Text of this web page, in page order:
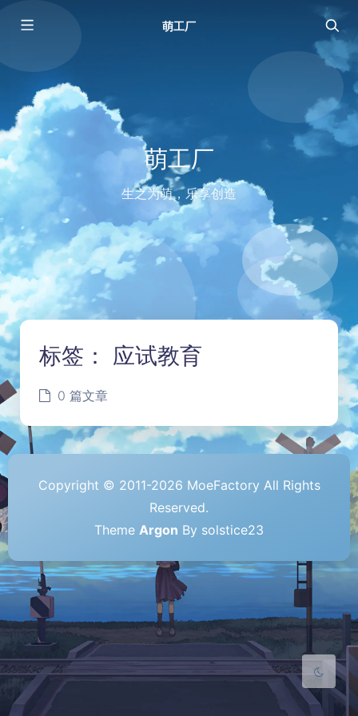
萌工厂
萌工厂
生之为萌，乐享创造
Sans Serif Serif
关闭 日落 暗化
标签： 应试教育
0 篇文章
Copyright © 2011-2026 MoeFactory All Rights
Reserved.
Theme Argon By solstice23